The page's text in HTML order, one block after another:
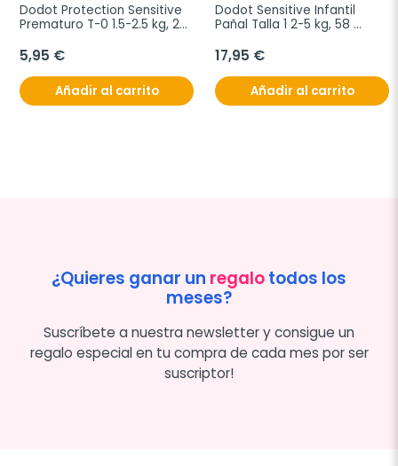
Dodot Protection Sensitive
Prematuro T-0 1.5-2.5 kg, 24
5,95 €
Añadir al carrito
Dodot Sensitive Infantil
Pañal Talla 1 2-5 kg, 58
17,95 €
Añadir al carrito
¿Quieres ganar un regalotodos los
meses?
Suscríbete a nuestra newsletter y consigue un
regalo especial en tu compra de cada mes por ser
suscriptor!